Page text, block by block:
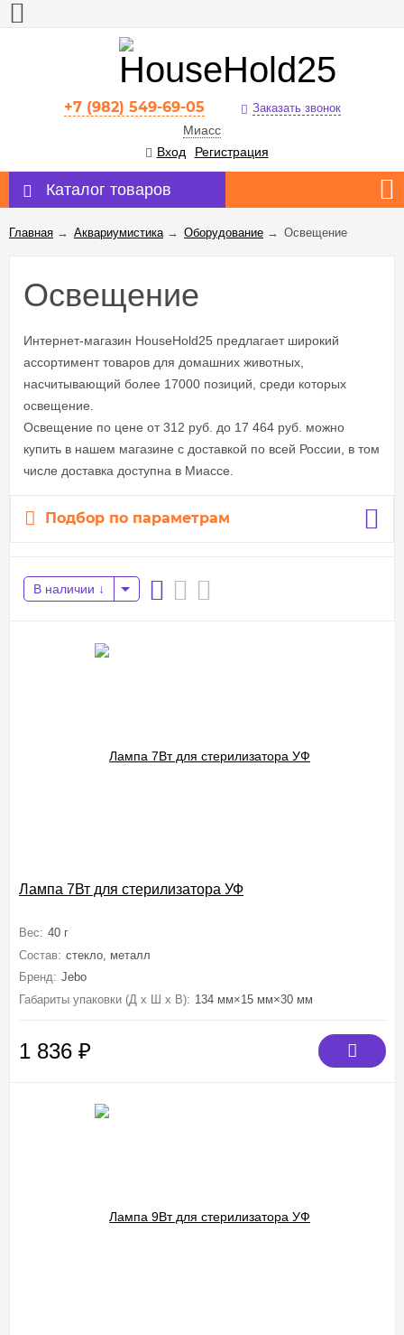
+7 (982) 549-69-05 Заказать звонок
Миасс
Вход
Регистрация
Каталог товаров
Главная → Аквариумистика→ Оборудование → Освещение
Освещение
Интернет-магазин HouseHold25 предлагает широкий
ассортимент товаров для домашних животных,
насчитывающий более 17000 позиций, среди которых
освещение.
Освещение по цене от 312 руб. до 17 464 руб. можно
купить в нашем магазине с доставкой по всей России, в том
числе доставка доступна в Миассе.
Подбор по параметрам
В наличии
Лампа 7Вт для стерилизатора УФ
Вес: 40 г
Состав: стекло, металл
Бренд: Jebo
Габариты упаковки (Д х Ш х В): 134 мм×15 мм×30 мм
1 836 ₽